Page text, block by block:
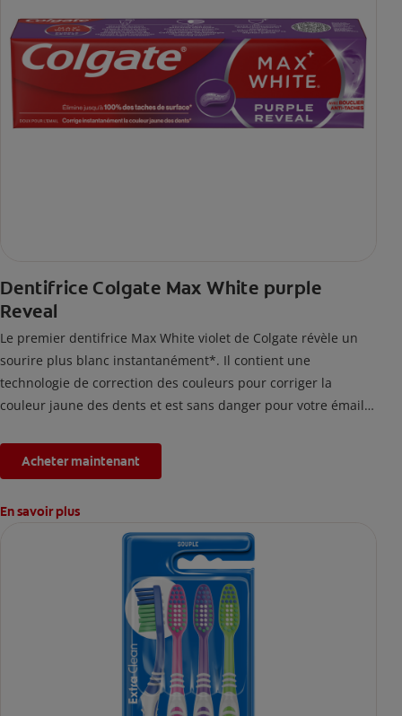
Dentifrice Colgate Max White purple
Reveal
Le premier dentifrice Max White violet de Colgate révèle un
sourire plus blanc instantanément*. Il contient une
technologie de correction des couleurs pour corriger la
couleur jaune des dents et est sans danger pour votre émail.
Acheter maintenant
En savoir plus